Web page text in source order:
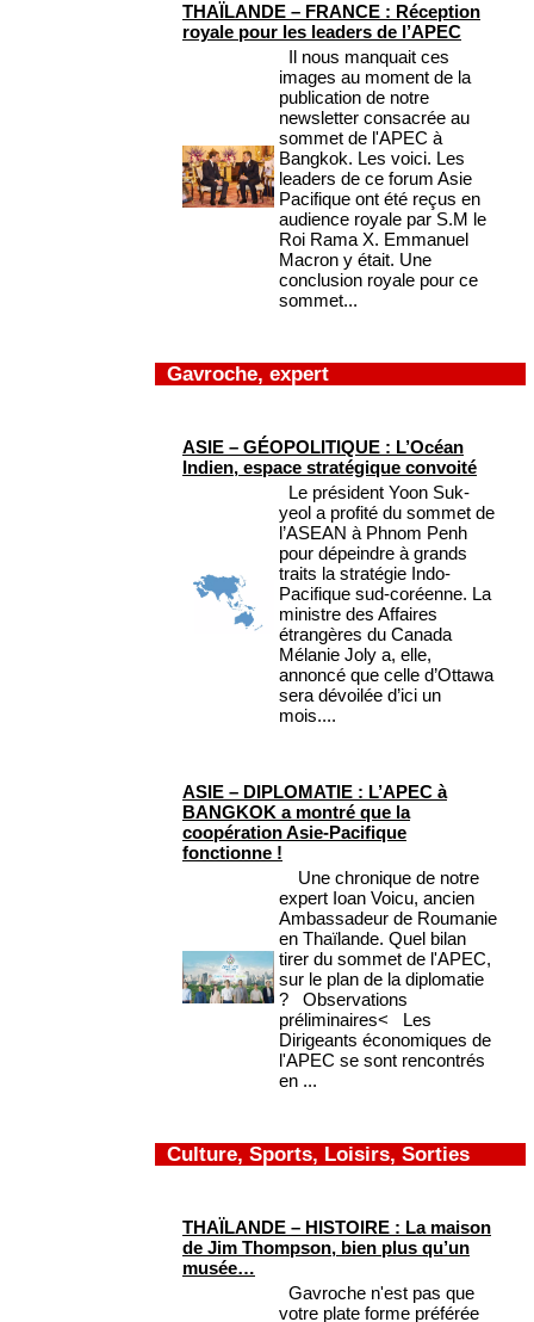
THAÏLANDE – FRANCE : Réception
royale pour les leaders de l’APEC
Il nous manquait ces
images au moment de la
publication de notre
newsletter consacrée au
sommet de l'APEC à
Bangkok. Les voici. Les
leaders de ce forum Asie
Pacifique ont été reçus en
audience royale par S.M le
Roi Rama X. Emmanuel
Macron y était. Une
conclusion royale pour ce
sommet...
Gavroche, expert
ASIE – GÉOPOLITIQUE : L’Océan
Indien, espace stratégique convoité
Le président Yoon Suk-
yeol a profité du sommet de
l’ASEAN à Phnom Penh
pour dépeindre à grands
traits la stratégie Indo-
Pacifique sud-coréenne. La
ministre des Affaires
étrangères du Canada
Mélanie Joly a, elle,
annoncé que celle d’Ottawa
sera dévoilée d’ici un
mois....
ASIE – DIPLOMATIE : L’APEC à
BANGKOK a montré que la
coopération Asie-Pacifique
fonctionne !
Une chronique de notre
expert Ioan Voicu, ancien
Ambassadeur de Roumanie
en Thaïlande. Quel bilan
tirer du sommet de l'APEC,
sur le plan de la diplomatie
? Observations
préliminaires< Les
Dirigeants économiques de
l'APEC se sont rencontrés
en ...
Culture, Sports, Loisirs, Sorties
THAÏLANDE – HISTOIRE : La maison
de Jim Thompson, bien plus qu’un
musée…
Gavroche n'est pas que
votre plate forme préférée